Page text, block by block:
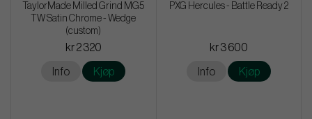
TaylorMade Milled Grind MG5
TW Satin Chrome - Wedge
(custom)
kr 2 320
Info Kjøp
PXG Hercules - Battle Ready 2
kr 3 600
Info Kjøp